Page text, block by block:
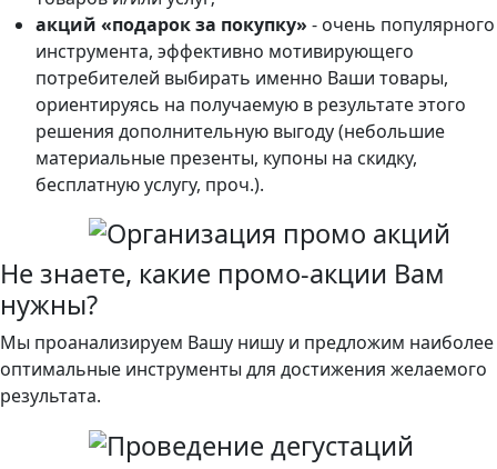
акций «подарок за покупку» - очень популярного
инструмента, эффективно мотивирующего
потребителей выбирать именно Ваши товары,
ориентируясь на получаемую в результате этого
решения дополнительную выгоду (небольшие
материальные презенты, купоны на скидку,
бесплатную услугу, проч.).
Не знаете, какие промо-акции Вам
нужны?
Мы проанализируем Вашу нишу и предложим наиболее
оптимальные инструменты для достижения желаемого
результата.